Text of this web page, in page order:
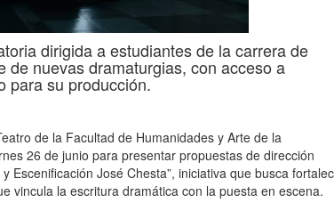
dirigida a estudiantes de la carrera de
de nuevas dramaturgias, con acceso a
para su producción.
de la Facultad de Humanidades y Arte de la
26 de junio para presentar propuestas de dirección
Escenificación José Chesta”, iniciativa que busca
vincula la escritura dramática con la puesta en escena.